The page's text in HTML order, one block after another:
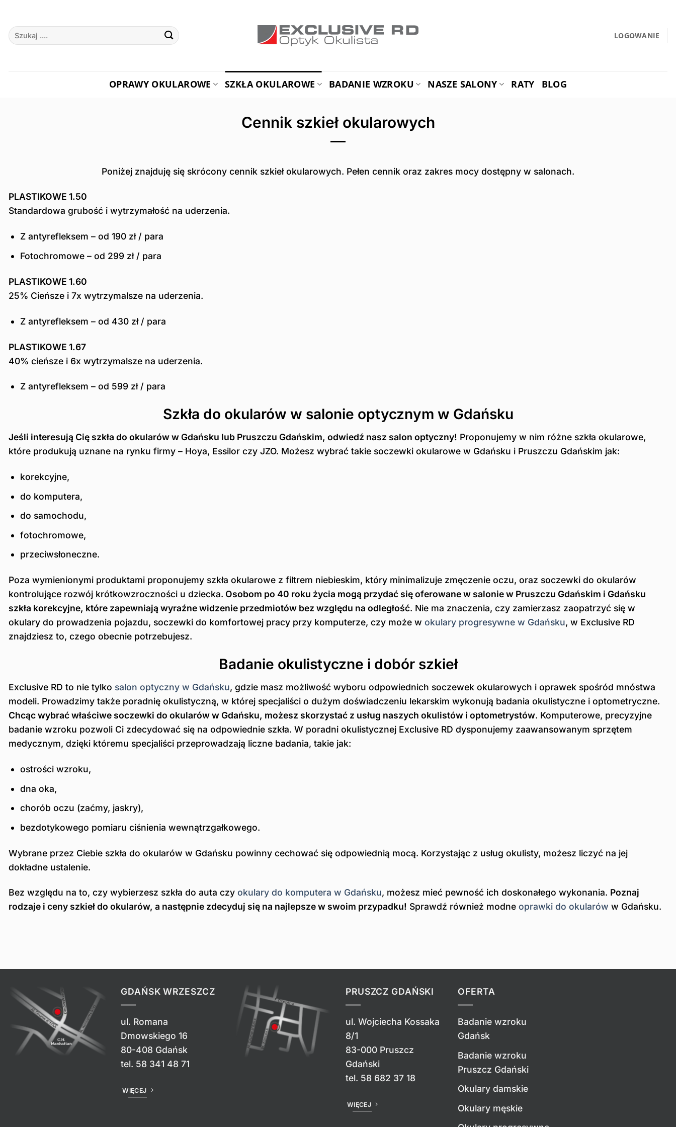
zawartości
Szukaj: LOGOWANIE
OPRAWY OKULAROWE SZKŁA OKULAROWE BADANIE WZROKU NASZE SALONY RATY BLOG
Cennik szkieł okularowych
Poniżej znajduję się skrócony cennik szkieł okularowych. Pełen cennik oraz zakres mocy dostępny w salonach.
PLASTIKOWE 1.50
Standardowa grubość i wytrzymałość na uderzenia.
Z antyrefleksem – od 190 zł / para
Fotochromowe – od 299 zł / para
PLASTIKOWE 1.60
25% Cieńsze i 7x wytrzymalsze na uderzenia.
Z antyrefleksem – od 430 zł / para
PLASTIKOWE 1.67
40% cieńsze i 6x wytrzymalsze na uderzenia.
Z antyrefleksem – od 599 zł / para
Szkła do okularów w salonie optycznym w Gdańsku
Jeśli interesują Cię szkła do okularów w Gdańsku lub Pruszczu Gdańskim, odwiedź nasz salon optyczny! Proponujemy w nim różne szkła okularowe,
które produkują uznane na rynku firmy – Hoya, Essilor czy JZO. Możesz wybrać takie soczewki okularowe w Gdańsku i Pruszczu Gdańskim jak:
korekcyjne,
do komputera,
do samochodu,
fotochromowe,
przeciwsłoneczne.
Poza wymienionymi produktami proponujemy szkła okularowe z filtrem niebieskim, który minimalizuje zmęczenie oczu, oraz soczewki do okularów
kontrolujące rozwój krótkowzroczności u dziecka. Osobom po 40 roku życia mogą przydać się oferowane w salonie w Pruszczu Gdańskim i Gdańsku
szkła korekcyjne, które zapewniają wyraźne widzenie przedmiotów bez względu na odległość. Nie ma znaczenia, czy zamierzasz zaopatrzyć się w
okulary do prowadzenia pojazdu, soczewki do komfortowej pracy przy komputerze, czy może w okulary progresywne w Gdańsku, w Exclusive RD
znajdziesz to, czego obecnie potrzebujesz.
Badanie okulistyczne i dobór szkieł
Exclusive RD to nie tylko salon optyczny w Gdańsku, gdzie masz możliwość wyboru odpowiednich soczewek okularowych i oprawek spośród mnóstwa
modeli. Prowadzimy także poradnię okulistyczną, w której specjaliści o dużym doświadczeniu lekarskim wykonują badania okulistyczne i optometryczne.
Chcąc wybrać właściwe soczewki do okularów w Gdańsku, możesz skorzystać z usług naszych okulistów i optometrystów. Komputerowe, precyzyjne
badanie wzroku pozwoli Ci zdecydować się na odpowiednie szkła. W poradni okulistycznej Exclusive RD dysponujemy zaawansowanym sprzętem
medycznym, dzięki któremu specjaliści przeprowadzają liczne badania, takie jak:
ostrości wzroku,
dna oka,
chorób oczu (zaćmy, jaskry),
bezdotykowego pomiaru ciśnienia wewnątrzgałkowego.
Wybrane przez Ciebie szkła do okularów w Gdańsku powinny cechować się odpowiednią mocą. Korzystając z usług okulisty, możesz liczyć na jej
dokładne ustalenie.
Bez względu na to, czy wybierzesz szkła do auta czy okulary do komputera w Gdańsku, możesz mieć pewność ich doskonałego wykonania. Poznaj
rodzaje i ceny szkieł do okularów, a następnie zdecyduj się na najlepsze w swoim przypadku! Sprawdź również modne oprawki do okularów w Gdańsku.
GDAŃSK WRZESZCZ
ul. Romana
Dmowskiego 16
80-408 Gdańsk
tel. 58 341 48 71
WIĘCEJ
PRUSZCZ GDAŃSKI
ul. Wojciecha Kossaka
8/1
83-000 Pruszcz
Gdański
tel. 58 682 37 18
WIĘCEJ
OFERTA
Badanie wzroku
Gdańsk
Badanie wzroku
Pruszcz Gdański
Okulary damskie
Okulary męskie